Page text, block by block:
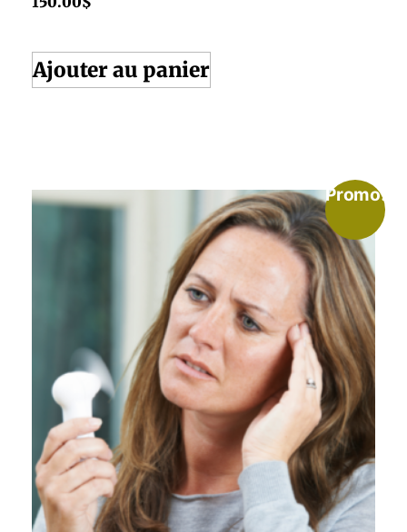
Ajouter au panier
Promo!